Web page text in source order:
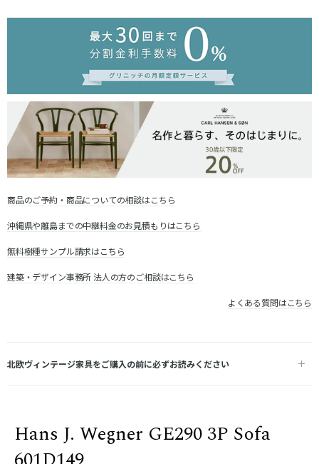
商品のご予約・商品についての相談はこちら
沖縄県や離島までの中継料金のお見積もりはこちら
無料樹種サンプル請求はこちら
建築・デザイン事務所 法人の方のご相談はこちら
よくある質問はこちら
北欧ヴィンテージ家具をご購入の前に必ずお読みください
Hans J. Wegner GE290 3P Sofa